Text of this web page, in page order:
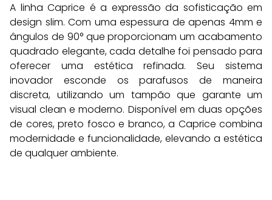
A linha Caprice é a expressão da sofisticação em
design slim. Com uma espessura de apenas 4mm e
ângulos de 90° que proporcionam um acabamento
quadrado elegante, cada detalhe foi pensado para
oferecer uma estética refinada. Seu sistema
inovador esconde os parafusos de maneira
discreta, utilizando um tampão que garante um
visual clean e moderno. Disponível em duas opções
de cores, preto fosco e branco, a Caprice combina
modernidade e funcionalidade, elevando a estética
de qualquer ambiente.